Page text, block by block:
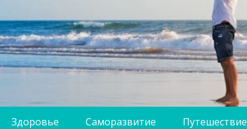
Здоровье Саморазвитие Путешествие